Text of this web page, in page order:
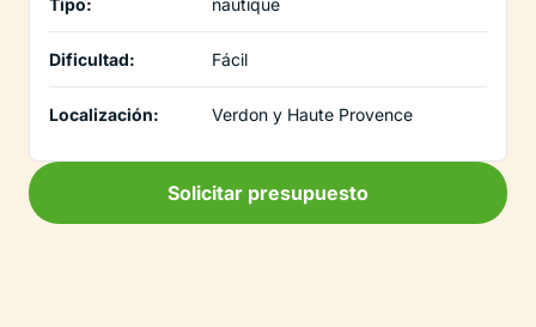
Dificultad: Fácil
Localización: Verdon y Haute Provence
Solicitar presupuesto